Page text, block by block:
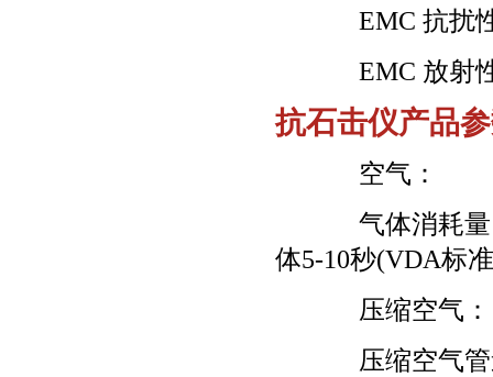
EMC 抗扰性
EMC 放射性
抗石击仪产品
空气：
气体消耗量
体5-10秒(VDA标
压缩空气：
压缩空气管